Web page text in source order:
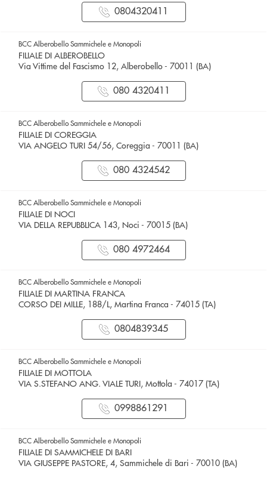
0804320411
BCC Alberobello Sammichele e Monopoli
FILIALE DI ALBEROBELLO
Via Vittime del Fascismo 12, Alberobello - 70011 (BA)
080 4320411
BCC Alberobello Sammichele e Monopoli
FILIALE DI COREGGIA
VIA ANGELO TURI 54/56, Coreggia - 70011 (BA)
080 4324542
BCC Alberobello Sammichele e Monopoli
FILIALE DI NOCI
VIA DELLA REPUBBLICA 143, Noci - 70015 (BA)
080 4972464
BCC Alberobello Sammichele e Monopoli
FILIALE DI MARTINA FRANCA
CORSO DEI MILLE, 188/L, Martina Franca - 74015 (TA)
0804839345
BCC Alberobello Sammichele e Monopoli
FILIALE DI MOTTOLA
VIA S.STEFANO ANG. VIALE TURI, Mottola - 74017 (TA)
0998861291
BCC Alberobello Sammichele e Monopoli
FILIALE DI SAMMICHELE DI BARI
VIA GIUSEPPE PASTORE, 4, Sammichele di Bari - 70010 (BA)